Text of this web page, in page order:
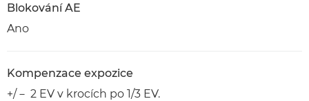
Blokování AE
Ano
Kompenzace expozice
+/－ 2 EV v krocích po 1/3 EV.